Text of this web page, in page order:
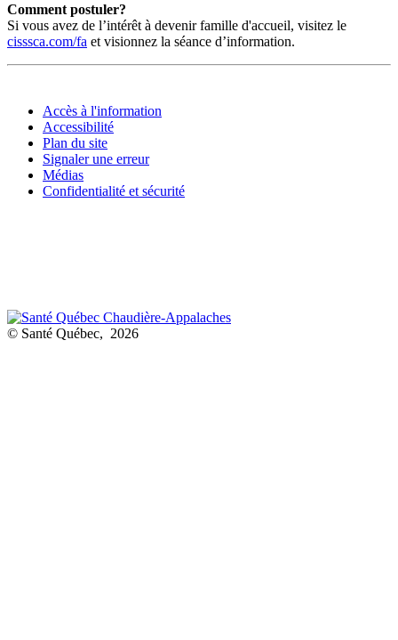
Comment postuler?
Si vous avez de l’intérêt à devenir famille d'accueil, visitez le
cisssca.com/fa et visionnez la séance d’information.
Accès à l'information
Accessibilité
Plan du site
Signaler une erreur
Médias
Confidentialité et sécurité
© Santé Québec, 2026